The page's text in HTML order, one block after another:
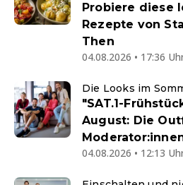
Probiere diese
Rezepte von
Then
04.08.2026 • 17:36
Die Looks im
"SAT.1-
August: Die
04.08.2026 • 12:13